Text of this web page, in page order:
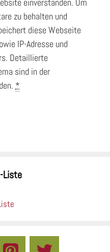
zu behalten und
diese Webseite
IP-Adresse und
Detaillierte
sind in der
*
Liste